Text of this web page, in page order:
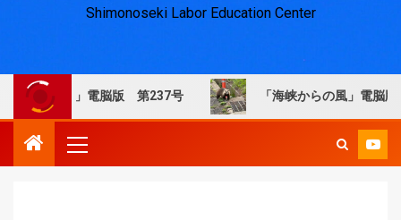
Shimonoseki Labor Education Center
の風」電脳版 第237号 「海峡からの風」電脳版 第